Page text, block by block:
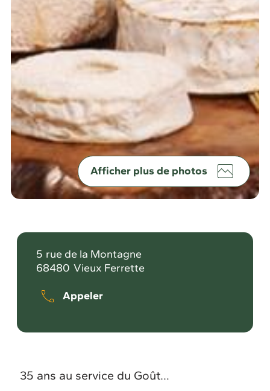
Afficher plus de photos
5 rue de la Montagne
68480 Vieux Ferrette
Appeler
35 ans au service du Goût…